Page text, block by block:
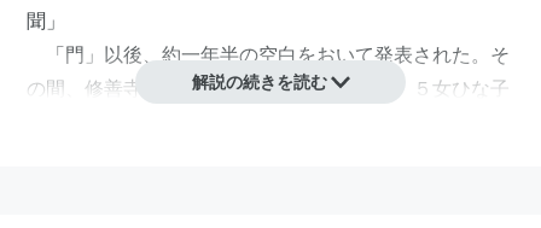
聞」
「門」以後、約一年半の空白をおいて発表された。そ
の間、修善寺で胃潰瘍のために吐血したり、５女ひな子
解説の続きを読む